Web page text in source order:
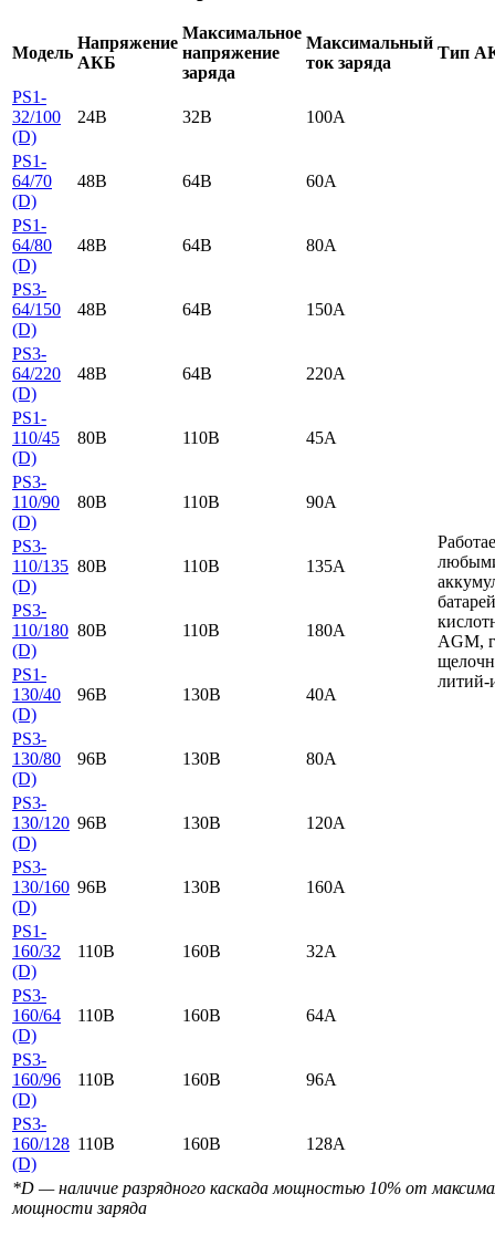
Модель
Напряжение
АКБ
Максимальное
напряжение
заряда
Максимальный
ток заряда
Тип
PS1-
32/100
(D)
24B 32B 100A
AGM,
литий-
PS1-
64/70
(D)
48B 64B 60A
PS1-
64/80
(D)
48В 64В 80А
PS3-
64/150
(D)
48B 64B 150A
PS3-
64/220
(D)
48B 64B 220A
PS1-
110/45
(D)
80B 110B 45A
PS3-
110/90
(D)
80B 110B 90A
PS3-
110/135
(D)
80B 110B 135A
PS3-
110/180
(D)
80B 110B 180A
PS1-
130/40
(D)
96B 130B 40A
PS3-
130/80
(D)
96B 130B 80A
PS3-
130/120
(D)
96B 130B 120A
PS3-
130/160
(D)
96B 130B 160A
PS1-
160/32
(D)
110B 160B 32A
PS3-
160/64
(D)
110B 160B 64A
PS3-
160/96
(D)
110B 160B 96A
PS3-
160/128
(D)
110B 160B 128A
*D — наличие разрядного каскада мощностью 10% от
мощности заряда